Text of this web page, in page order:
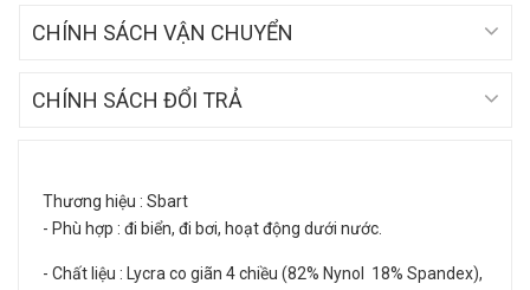
CHÍNH SÁCH VẬN CHUYỂN
CHÍNH SÁCH ĐỔI TRẢ
Thương hiệu : Sbart
- Phù hợp : đi biển, đi bơi, hoạt động dưới nước.
- Chất liệu : Lycra co giãn 4 chiều (82% Nynol 18% Spandex),